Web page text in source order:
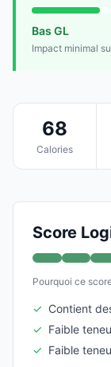
Bas GL
Impact minimal
68
Calories
Score
Pourquoi ce
✓ Contient
✓ Faible
✓ Faible